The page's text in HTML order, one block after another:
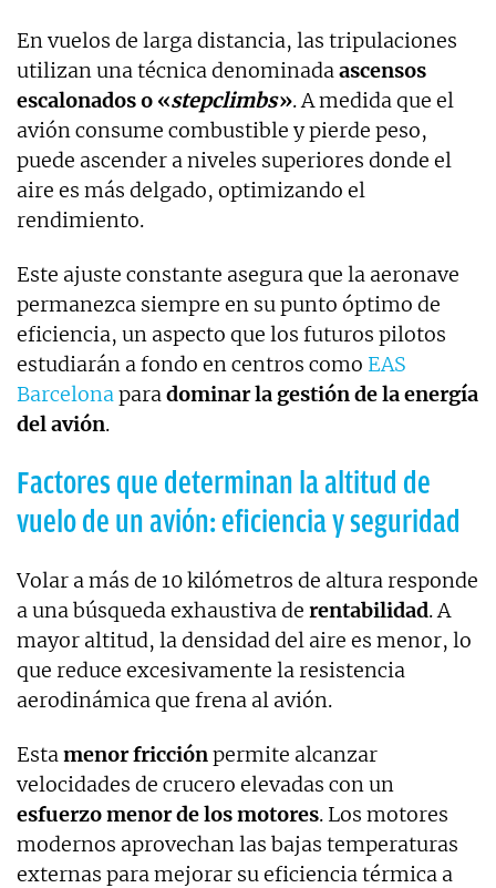
En vuelos de larga distancia, las tripulaciones
utilizan una técnica denominadaascensos
escalonados o «stepclimbs». A medida que el
avión consume combustible y pierde peso,
puede ascender a niveles superiores donde el
aire es más delgado, optimizando el
rendimiento.
Este ajuste constante asegura que la aeronave
permanezca siempre en su punto óptimo de
eficiencia, un aspecto que los futuros pilotos
estudiarán a fondo en centros como EAS
Barcelonaparadominar la gestión de la energía
del avión.
Factores que determinan la altitud de
vuelo de un avión: eficiencia y seguridad
Volar a más de 10 kilómetros de altura responde
a una búsqueda exhaustiva de rentabilidad. A
mayor altitud, la densidad del aire es menor, lo
que reduce excesivamente la resistencia
aerodinámica que frena al avión.
Estamenor fricciónpermite alcanzar
velocidades de crucero elevadas con un
esfuerzo menor de los motores. Los motores
modernos aprovechan las bajas temperaturas
externas para mejorar su eficiencia térmica a